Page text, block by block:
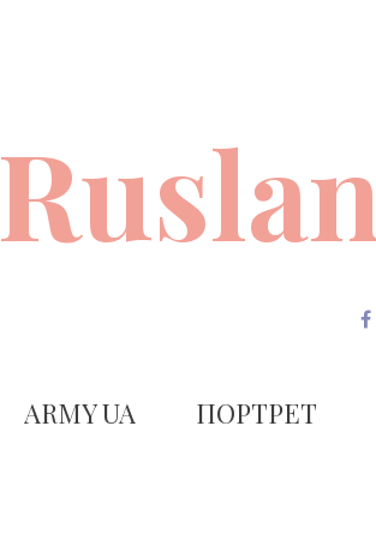
ARMY UA ПОРТРЕТ